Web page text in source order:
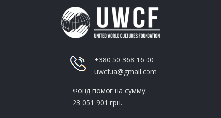
+380 50 368 16 00
uwcfua@gmail.com
Фонд помог на сумму:
23 051 901 грн.